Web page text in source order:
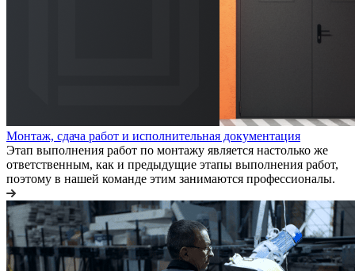
Монтаж, сдача работ и исполнительная документация
Этап выполнения работ по монтажу является настолько же
ответственным, как и предыдущие этапы выполнения работ,
поэтому в нашей команде этим занимаются профессионалы.